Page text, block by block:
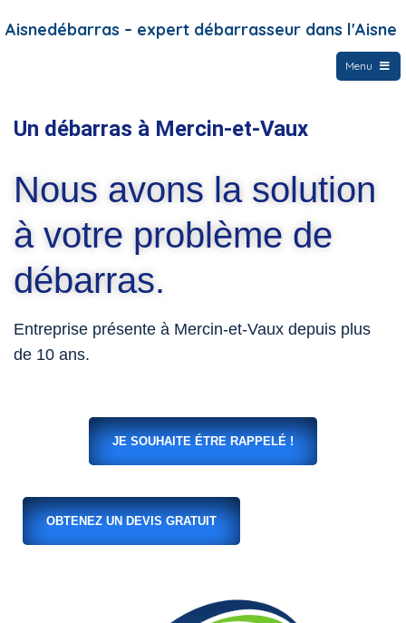
Aisnedébarras – expert débarrasseur dans l'Aisne
Menu
Un débarras à Mercin-et-Vaux
Nous avons la solution
à votre problème de
débarras.
Entreprise présente à Mercin-et-Vaux depuis plus
de 10 ans.
JE SOUHAITE ÉTRE RAPPELÉ !
OBTENEZ UN DEVIS GRATUIT